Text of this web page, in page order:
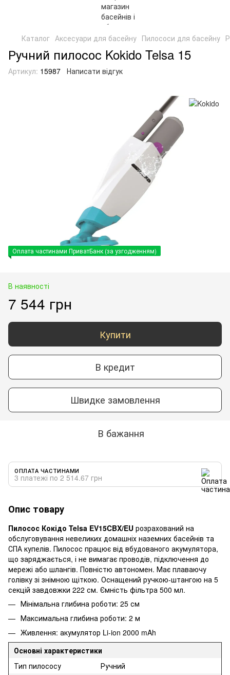
Каталог Аксесуари для басейну Пилососи для басейну
Ручний пилосос Kokido Telsa 15
Артикул: 15987 Написати відгук
Оплата частинами ПриватБанк (за узгодженням)
В наявності
7 544 грн
Купити
В кредит
Швидке замовлення
В бажання
ОПЛАТА ЧАСТИНАМИ
3 платежі по 2 514.67 грн
Опис товару
Пилосос Кокідо Telsa EV15CBX/EU розрахований на
обслуговування невеликих домашніх наземних басейнів та
СПА купелів. Пилосос працює від вбудованого акумулятора,
що заряджається, і не вимагає проводів, підключення до
мережі або шлангів. Повністю автономен. Має плаваючу
голівку зі знімною щіткою. Оснащений ручкою-штангою на 5
секцій завдовжки 222 см. Ємність фільтра 500 мл.
Мінімальна глибина роботи: 25 см
Максимальна глибина роботи: 2 м
Живлення: акумулятор Li-ion 2000 mAh
Основні характеристики
Тип пилососу
Ручний